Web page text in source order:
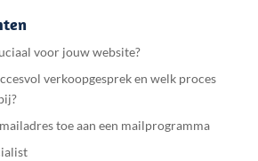
voor jouw website?
verkoopgesprek en welk proces
toe aan een mailprogramma